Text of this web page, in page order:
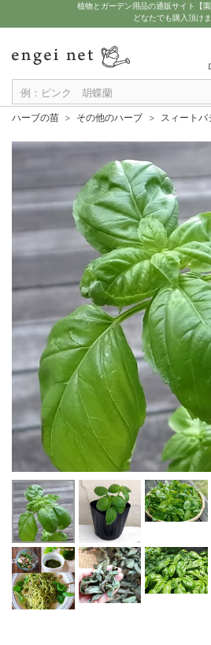
植物とガーデン用品の通販サイト【
どなたでも購入頂け
ハーブの苗 その他のハーブ スィート